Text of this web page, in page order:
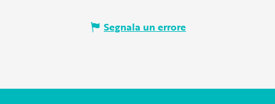
Segnala un errore